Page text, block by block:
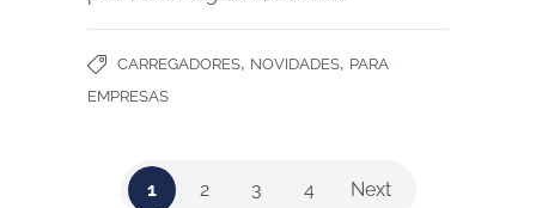
CARREGADORES, NOVIDADES, PARA
EMPRESAS
1 2 3 4 Next